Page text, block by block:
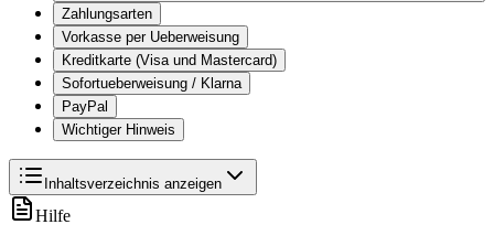
Zahlungsarten
Vorkasse per Ueberweisung
Kreditkarte (Visa und Mastercard)
Sofortueberweisung / Klarna
PayPal
Wichtiger Hinweis
Inhaltsverzeichnis anzeigen
Hilfe